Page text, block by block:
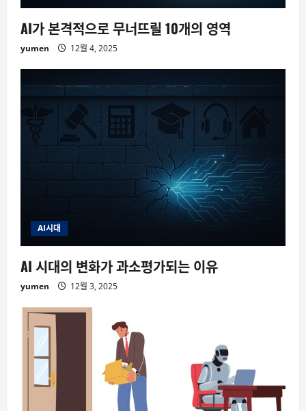
AI가 본격적으로 무너뜨릴 10개의 영역
yumen 12월 4, 2025
AI시대
AI 시대의 변화가 과소평가되는 이유
yumen 12월 3, 2025